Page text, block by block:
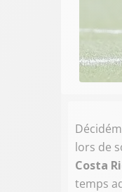
lors de
Costa
temps